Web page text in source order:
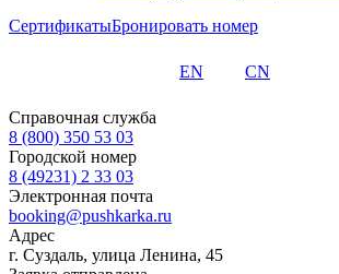
СертификатыБронировать номер
EN CN
Справочная служба
8 (800) 350 53 03
Городской номер
8 (49231) 2 33 03
Электронная почта
booking@pushkarka.ru
Адрес
г. Суздаль, улица Ленина, 45